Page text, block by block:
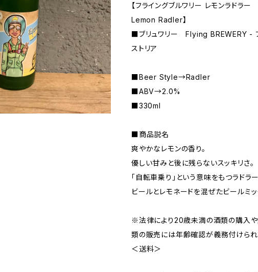
【フライングブルワリー レモンラド
Lemon Radler】
■ブリュワリー Flying BREWERY -
ストリア
■Beer Style→Radler
■ABV→2.0%
■330ml
■商品説名
爽やかなレモンの香り。
優しい甘みと後に残らないスッキリさ。
「自転車乗り」という意味をもつラドラー
ビールとレモネードを混ぜたビールミッ
※法律により20歳未満の酒類の購入や
類の販売には年齢確認が義務付けられ
＜送料＞